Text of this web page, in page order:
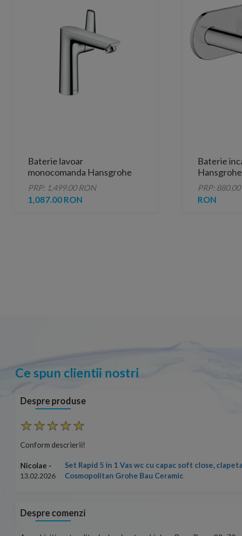
Baterie lavoar
monocomanda Hansgrohe
Talis E 150, fara ventil
PRP: 1,499.00 RON
1,087.00 RON
Baterie
205 mm,
PRP:
RON
Ce spun clientii nostri
Despre produse
Conform descrierii!
Nicolae -
13.02.2026
Set Rapid 5 in 1 Vas wc cu capac soft close,
Cosmopolitan Grohe Bau Ceramic
Despre comenzi